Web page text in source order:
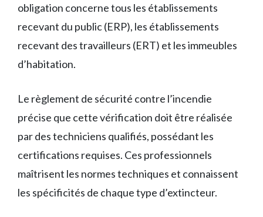
obligation concerne tous les établissements
recevant du public (ERP), les établissements
recevant des travailleurs (ERT) et les immeubles
d’habitation.
Le règlement de sécurité contre l’incendie
précise que cette vérification doit être réalisée
par des techniciens qualifiés, possédant les
certifications requises. Ces professionnels
maîtrisent les normes techniques et connaissent
les spécificités de chaque type d’extincteur.